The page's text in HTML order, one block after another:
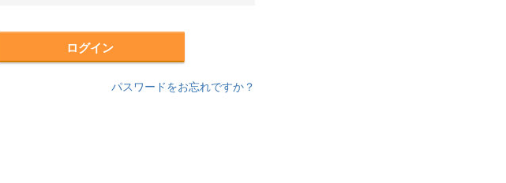
)
ログイン
パスワードをお忘れですか？